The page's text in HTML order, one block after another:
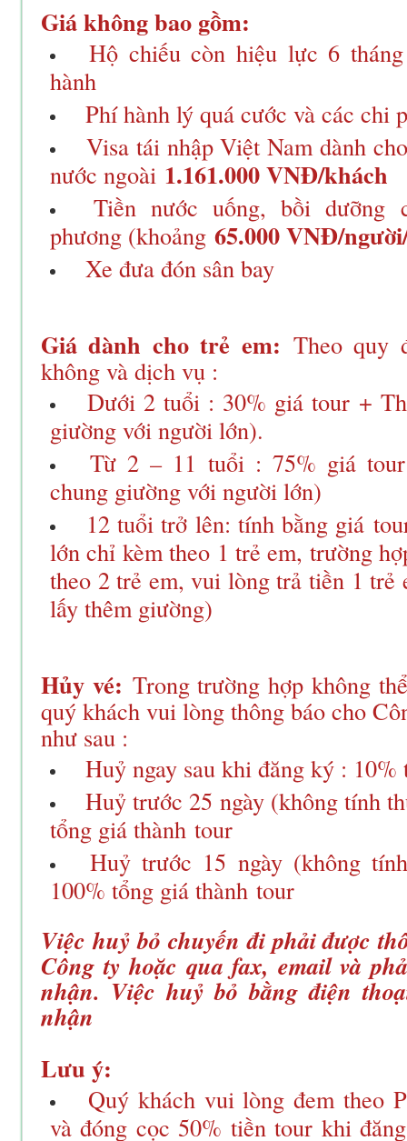
Giá không bao gồm:
Hộ chiếu còn hiệu lực 6
hành
Phí hành lý quá cước và các chi
Visa tái nhập Việt Nam dành
nước ngoài 1.161.000 VNĐ/khách
Tiền nước uống, bồi dưỡng
phương (khoảng 65.000 VNĐ/
Xe đưa đón sân bay
Giá dành cho trẻ em: Theo quy
không và dịch vụ :
Dưới 2 tuổi : 30% giá tour +
giường với người lớn).
Từ 2 – 11 tuổi : 75% giá
chung giường với người lớn)
12 tuổi trở lên: tính bằng giá
lớn chỉ kèm theo 1 trẻ em, trường
theo 2 trẻ em, vui lòng trả tiền 1 trẻ
lấy thêm giường)
Hủy vé: Trong trường hợp không
quý khách vui lòng thông báo cho
như sau :
Huỷ ngay sau khi đăng ký :
Huỷ trước 25 ngày (không tính
tổng giá thành tour
Huỷ trước 15 ngày (không
100% tổng giá thành tour
Việc huỷ bỏ chuyến đi phải được
Công ty hoặc qua fax, email và
nhận. Việc huỷ bỏ bằng điện
nhận
Lưu ý:
Quý khách vui lòng đem theo
và đóng cọc 50% tiền tour khi